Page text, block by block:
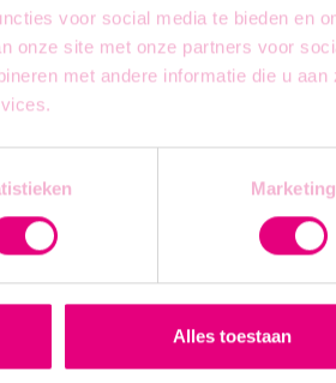
voor social media te bieden en
onze site met onze partners voor
met andere informatie die u aan
Marketing
Alles toestaan